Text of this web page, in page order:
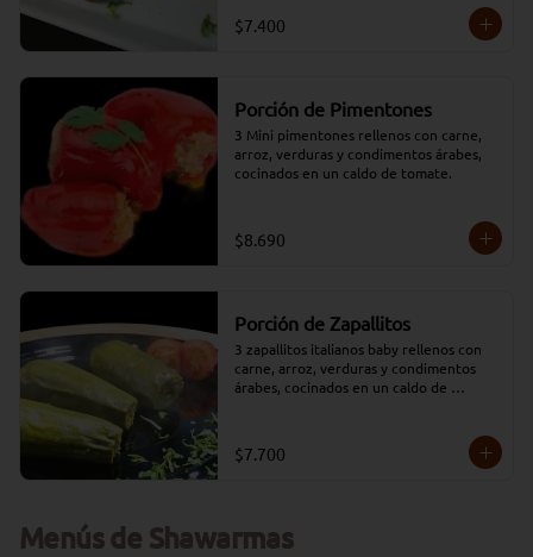
$7.400
Porción de Pimentones
3 Mini pimentones rellenos con carne,
arroz, verduras y condimentos árabes,
cocinados en un caldo de tomate.
$8.690
Porción de Zapallitos
3 zapallitos italianos baby rellenos con
carne, arroz, verduras y condimentos
árabes, cocinados en un caldo de
$7.700
Menús de Shawarmas